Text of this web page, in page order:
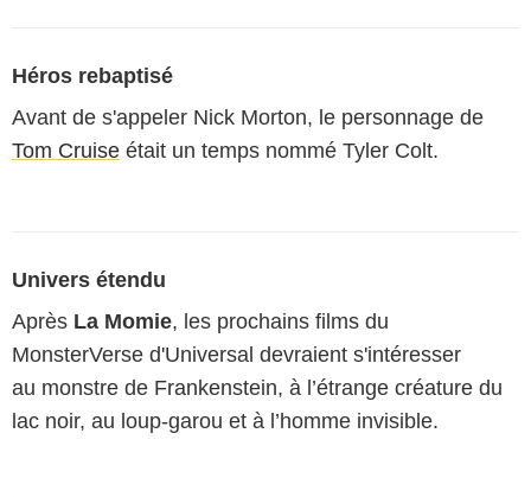
Héros rebaptisé
Avant de s'appeler Nick Morton, le personnage de
Tom Cruise était un temps nommé Tyler Colt.
Univers étendu
Après La Momie, les prochains films du
MonsterVerse d'Universal devraient s'intéresser
au monstre de Frankenstein, à l’étrange créature du
lac noir, au loup-garou et à l’homme invisible.